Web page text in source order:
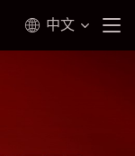
中文